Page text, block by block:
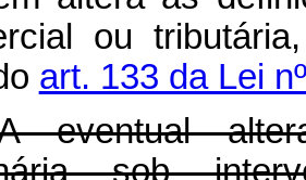
ou
art. 133 da Lei
eventual
sob